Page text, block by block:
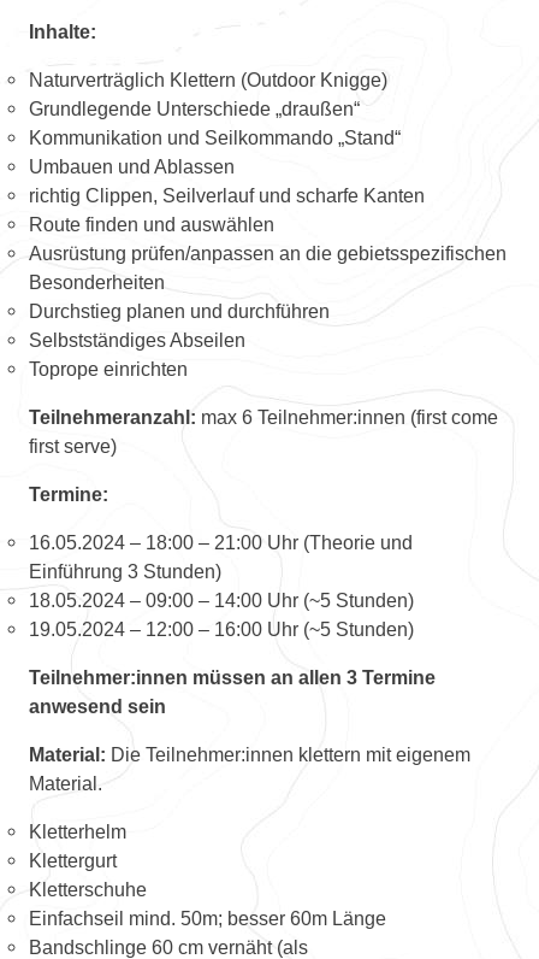
Inhalte:
Naturverträglich Klettern (Outdoor Knigge)
Grundlegende Unterschiede „draußen“
Kommunikation und Seilkommando „Stand“
Umbauen und Ablassen
richtig Clippen, Seilverlauf und scharfe Kanten
Route finden und auswählen
Ausrüstung prüfen/anpassen an die gebietsspezifischen
Besonderheiten
Durchstieg planen und durchführen
Selbstständiges Abseilen
Toprope einrichten
Teilnehmeranzahl: max 6 Teilnehmer:innen (first come
first serve)
Termine:
16.05.2024 – 18:00 – 21:00 Uhr (Theorie und
Einführung 3 Stunden)
18.05.2024 – 09:00 – 14:00 Uhr (~5 Stunden)
19.05.2024 – 12:00 – 16:00 Uhr (~5 Stunden)
Teilnehmer:innen müssen an allen 3 Termine
anwesend sein
Material: Die Teilnehmer:innen klettern mit eigenem
Material.
Kletterhelm
Klettergurt
Kletterschuhe
Einfachseil mind. 50m; besser 60m Länge
Bandschlinge 60 cm vernäht (als